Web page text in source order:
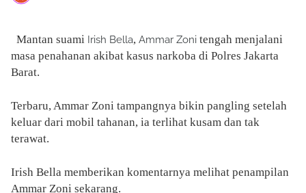
Mantan suami Irish Bella, Ammar Zoni tengah menjalani
masa penahanan akibat kasus narkoba di Polres Jakarta
Barat.
Terbaru, Ammar Zoni tampangnya bikin pangling setelah
keluar dari mobil tahanan, ia terlihat kusam dan tak
terawat.
Irish Bella memberikan komentarnya melihat penampilan
Ammar Zoni sekarang.